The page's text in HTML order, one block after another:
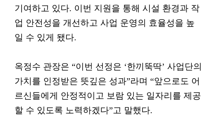
기여하고 있다. 이번 지원을 통해 시설 환경과 작
업 안전성을 개선하고 사업 운영의 효율성을 높
일 수 있게 됐다.
옥정수 관장은 “이번 선정은 ‘한끼뚝딱’ 사업단의
가치를 인정받은 뜻깊은 성과”라며 “앞으로도 어
르신들에게 안정적이고 보람 있는 일자리를 제공
할 수 있도록 노력하겠다”고 말했다.